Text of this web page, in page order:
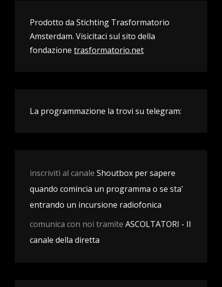
Prodotto da Stichting Trasformatorio
Amsterdam. Visicitaci sul sito della
fondazione trasformatorio.net
La programmazione la trovi su telegram:
inscriviti al canale Shoutbox per sapere
quando comincia un programma o se sta'
entrando un incursione radiofonica
comunica con noi tramite ASCOLTATORI - Il
canale della diretta